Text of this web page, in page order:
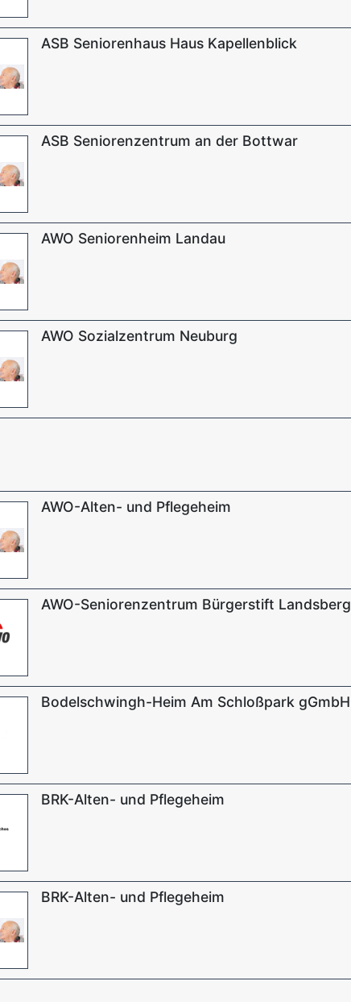
ASB Seniorenhaus Haus Kapellenblick
ASB Seniorenzentrum an der Bottwar
AWO Seniorenheim Landau
AWO Sozialzentrum Neuburg
AWO-Alten- und Pflegeheim
AWO-Seniorenzentrum Bürgerstift Landsberg
Bodelschwingh-Heim Am Schloßpark gGmbH
BRK-Alten- und Pflegeheim
BRK-Alten- und Pflegeheim